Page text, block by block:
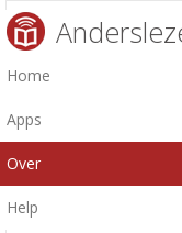
Home
Apps
Over
Help